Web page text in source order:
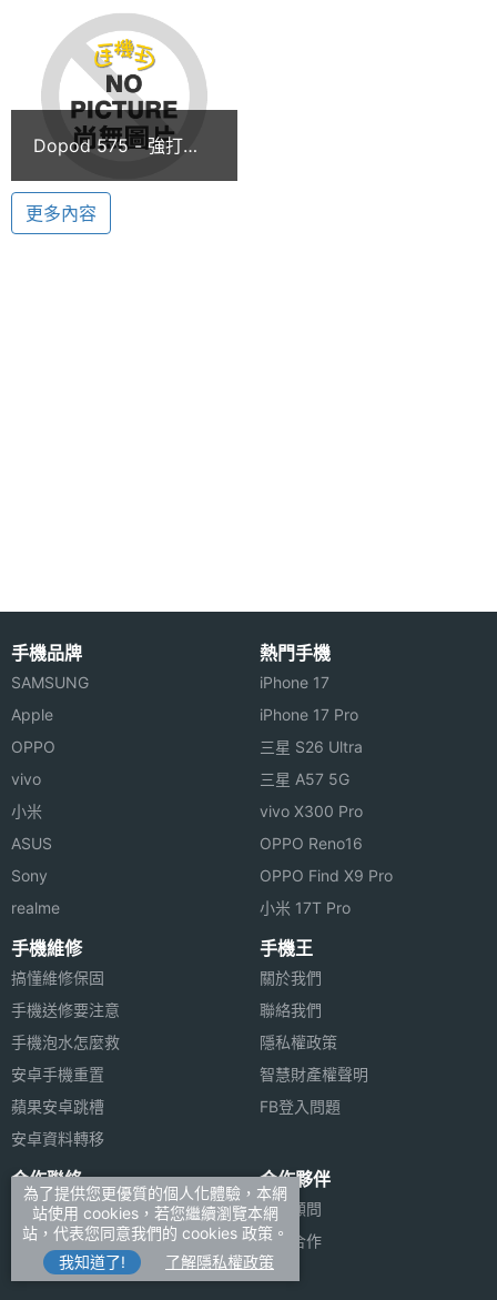
575 另配有 Mini SD 的插槽，最高可擴充至 1 GB 的
容量，Dopod 575 並能依照你的需求，無限擴充 PDA
及 JAVA 及其他應用程式，變換成各種不同功能風貌
的手機。
貼身秘書功能
Dopod 575 可儲存高達數萬筆的個人資料管理，聯絡
度是正常手機的一百倍，Dopod 575 從此沒有手機遺
失必須重新建立聯絡人資料的煩惱。
◎ 2.2 吋TFT 彩色螢幕
◎ 內建 30 萬畫素數位相機
◎ 內建記憶體 96MB
◎ 作業系統為 Windows Mobile 2003 for
Smartphones
◎ Pocket Outlook
◎ 40 和弦，支援 WMA 及 MP3 原音鈴聲
◎ 可外插 Mini SD 記憶卡
◎ 支援聲控撥號
◎ 支援藍芽
◎ 支援紅外線
◎ 支援 USB
◎ 支援來電大頭貼
多媒體資訊
音樂播
放器
MP3, WMA
鈴聲種
Dopod 575 - 強打
更多內容
手機品牌
SAMSUNG
Apple
OPPO
vivo
小米
ASUS
Sony
realme
熱門手機
iPhone 17
iPhone 17 Pro
三星 S26 Ultra
三星 A57 5G
vivo X300 Pro
OPPO Reno16
OPPO Find X9 Pro
小米 17T Pro
手機維修
搞懂維修保固
手機送修要注意
手機泡水怎麼救
安卓手機重置
蘋果安卓跳槽
安卓資料轉移
手機王
關於我們
聯絡我們
隱私權政策
智慧財產權聲明
FB登入問題
合作聯絡
廣告刊登
加入商店報價
新聞聯絡
合作夥伴
法律顧問
媒體合作
為了提供您更優質的個人化體驗，本網
站使用 cookies，若您繼續瀏覽本網
站，代表您同意我們的 cookies 政策。
我知道了!
了解隱私權政策